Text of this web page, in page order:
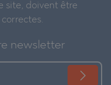
site, doivent être
newsletter